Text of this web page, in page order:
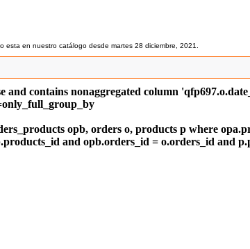
esta en nuestro catálogo desde martes 28 diciembre, 2021.
and contains nonaggregated column
opb, orders o, products p where
and opb.orders_id = o.orders_id and